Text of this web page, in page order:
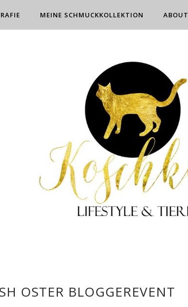
MEINE SCHMUCKKOLLEKTION ABOUT
OSTER BLOGGEREVENT